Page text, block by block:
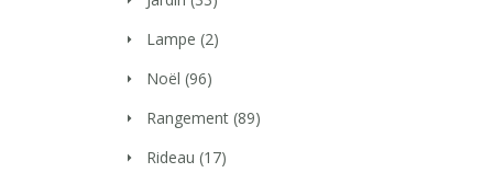
Lampe (2)
Noël (96)
Rangement (89)
Rideau (17)